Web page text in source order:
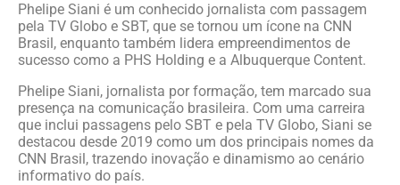
Phelipe Siani é um conhecido jornalista com passagem
pela TV Globo e SBT, que se tornou um ícone na CNN
Brasil, enquanto também lidera empreendimentos de
sucesso como a PHS Holding e a Albuquerque Content.
Phelipe Siani, jornalista por formação, tem marcado sua
presença na comunicação brasileira. Com uma carreira
que inclui passagens pelo SBT e pela TV Globo, Siani se
destacou desde 2019 como um dos principais nomes da
CNN Brasil, trazendo inovação e dinamismo ao cenário
informativo do país.